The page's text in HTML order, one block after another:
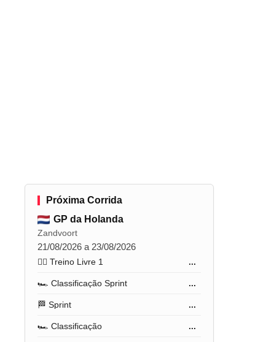
Próxima Corrida
GP da Holanda
Zandvoort
21/08/2026 a 23/08/2026
🏋️‍♂️ Treino Livre 1 ...
🏎️ Classificação Sprint ...
🏁 Sprint ...
🏎️ Classificação ...